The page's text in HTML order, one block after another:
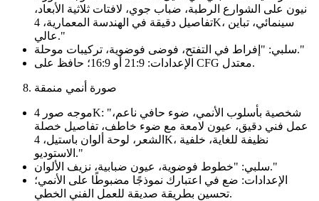
نيون على الشوارع الرطبة، ضباب جوي، لافتات ثلاثية الأبعاد،
تفاصيل دقيقة في الهندسة المعمارية، 4K، سينمائي، تباين
عالي."
سلبي: "إفراط في التفتح، فوضى فوضوية، تركيبات موحلة."
الإعدادات: 21:9 أو 16:9؛ حافظ على CFG معتدل.
صورة أنمي منمقة
موجه صور 4K: "شخصية بأسلوب الأنمي، ضوء حافي ناعم،
عمل فني دقيق، عيون لامعة مع ضوء خاطف، تفاصيل خصلة
الشعر، لوحة ألوان باستيل، 4K، نظيفة للغاية، خلفية
الاستوديو."
سلبي: "خطوط فوضوية، عيون ضبابية، نزيف الألوان."
الإعدادات: ضع في اعتبارك نموذجًا مضبوطًا على الأنمي؛
تحسين بطريقة صديقة للعمل الفني الخطي.